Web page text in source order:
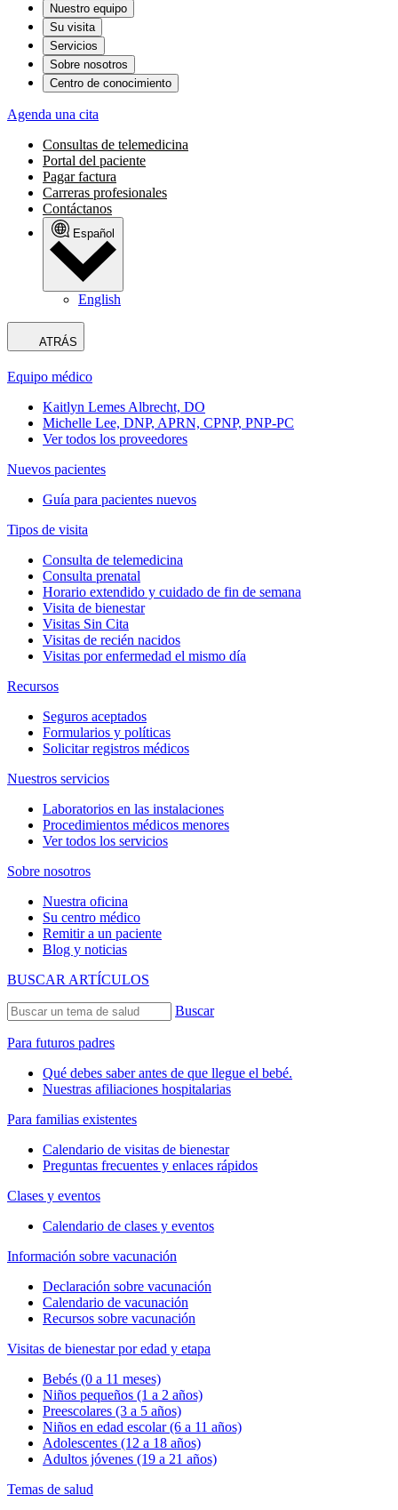
Nuestro equipo
Su visita
Servicios
Sobre nosotros
Centro de conocimiento
Agenda una cita
Consultas de telemedicina
Portal del paciente
Pagar factura
Carreras profesionales
Contáctanos
Español
English
ATRÁS
Equipo médico
Kaitlyn Lemes Albrecht, DO
Michelle Lee, DNP, APRN, CPNP, PNP-PC
Ver todos los proveedores
Nuevos pacientes
Guía para pacientes nuevos
Tipos de visita
Consulta de telemedicina
Consulta prenatal
Horario extendido y cuidado de fin de semana
Visita de bienestar
Visitas Sin Cita
Visitas de recién nacidos
Visitas por enfermedad el mismo día
Recursos
Seguros aceptados
Formularios y políticas
Solicitar registros médicos
Nuestros servicios
Laboratorios en las instalaciones
Procedimientos médicos menores
Ver todos los servicios
Sobre nosotros
Nuestra oficina
Su centro médico
Remitir a un paciente
Blog y noticias
BUSCAR ARTÍCULOS
Buscar
Para futuros padres
Qué debes saber antes de que llegue el bebé.
Nuestras afiliaciones hospitalarias
Para familias existentes
Calendario de visitas de bienestar
Preguntas frecuentes y enlaces rápidos
Clases y eventos
Calendario de clases y eventos
Información sobre vacunación
Declaración sobre vacunación
Calendario de vacunación
Recursos sobre vacunación
Visitas de bienestar por edad y etapa
Bebés (0 a 11 meses)
Niños pequeños (1 a 2 años)
Preescolares (3 a 5 años)
Niños en edad escolar (6 a 11 años)
Adolescentes (12 a 18 años)
Adultos jóvenes (19 a 21 años)
Temas de salud